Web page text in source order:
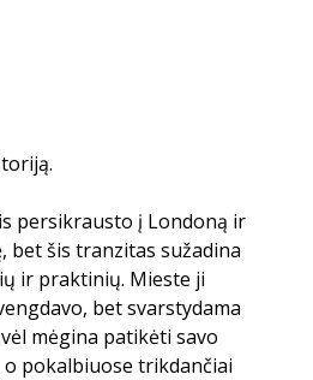
persikrausto į Londoną ir
šis tranzitas sužadina
ir praktinių. Mieste ji
bet svarstydama
mėgina patikėti savo
o pokalbiuose trikdančiai